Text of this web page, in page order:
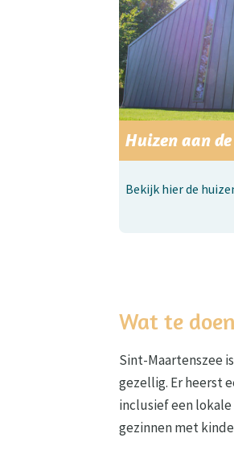
Huizen aan
Bekijk hier de
Wat te
Sint-Maartenszee
gezellig. Er heerst
inclusief een
gezinnen met